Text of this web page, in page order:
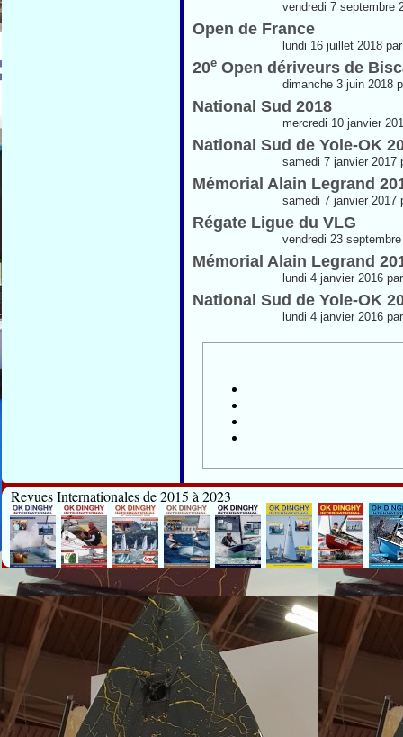
vendredi 7 septembre
Open de France
lundi 16 juillet 2018
20e Open dériveurs de
dimanche 3 juin 2018
National Sud 2018
mercredi 10 janvier
National Sud de Yole-OK
samedi 7 janvier 2017
Mémorial Alain Legrand
samedi 7 janvier 2017
Régate Ligue du VLG
vendredi 23
Mémorial Alain Legrand
lundi 4 janvier 2016
National Sud de Yole-OK
lundi 4 janvier 2016
Revues Internationales de 2015 à 2023